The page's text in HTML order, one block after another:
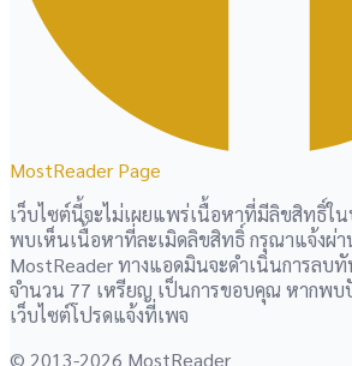
MostReader Page
เว็บไซต์นี้จะไม่เผยแพร่เนื้อหาที่มีลิขสิทธิ์ใ
พบเห็นเนื้อหาที่ละเมิดลิขสิทธิ์ กรุณาแจ้งผ่า
MostReader ทางแอดมินจะดำเนินการลบ
จำนวน 77 เหรียญ เป็นการขอบคุณ หากพบ
เว็บไซต์โปรดแจ้งที่เพจ
© 2013-2026 MostReader